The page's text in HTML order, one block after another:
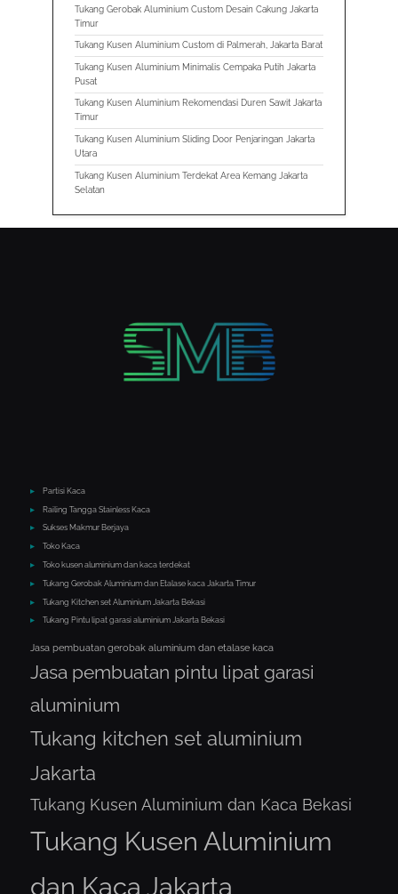
Tukang Gerobak Aluminium Custom Desain Cakung Jakarta
Timur
Tukang Kusen Aluminium Custom di Palmerah, Jakarta Barat
Tukang Kusen Aluminium Minimalis Cempaka Putih Jakarta
Pusat
Tukang Kusen Aluminium Rekomendasi Duren Sawit Jakarta
Timur
Tukang Kusen Aluminium Sliding Door Penjaringan Jakarta
Utara
Tukang Kusen Aluminium Terdekat Area Kemang Jakarta
Selatan
Partisi Kaca
Railing Tangga Stainless Kaca
Sukses Makmur Berjaya
Toko Kaca
Toko kusen aluminium dan kaca terdekat
Tukang Gerobak Aluminium dan Etalase kaca Jakarta Timur
Tukang Kitchen set Aluminium Jakarta Bekasi
Tukang Pintu lipat garasi aluminium Jakarta Bekasi
Jasa pembuatan gerobak aluminium dan etalase kaca
Jasa pembuatan pintu lipat garasi
aluminium
Tukang kitchen set aluminium
Jakarta
Tukang Kusen Aluminium dan Kaca Bekasi
Tukang Kusen Aluminium
dan Kaca Jakarta